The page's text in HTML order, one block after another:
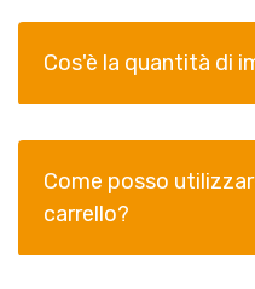
Cos'è la quantità di
Come posso
carrello?